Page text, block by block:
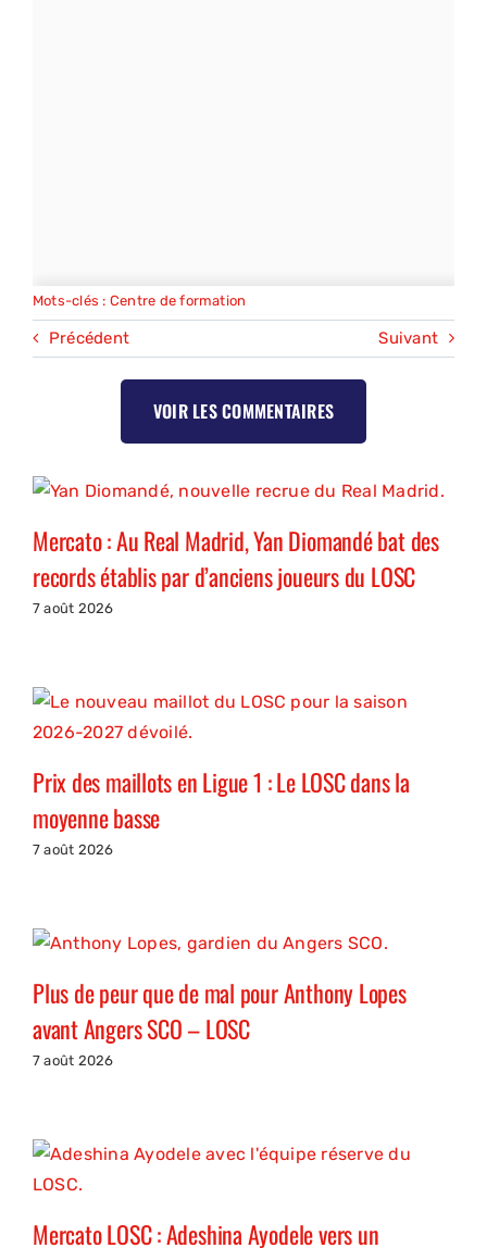
Mots-clés : Centre de formation
Précédent Suivant
VOIR LES COMMENTAIRES
Mercato : Au Real Madrid, Yan Diomandé bat des
records établis par d’anciens joueurs du LOSC
7 août 2026
Prix des maillots en Ligue 1 : Le LOSC dans la
moyenne basse
7 août 2026
Plus de peur que de mal pour Anthony Lopes
avant Angers SCO – LOSC
7 août 2026
Mercato LOSC : Adeshina Ayodele vers un